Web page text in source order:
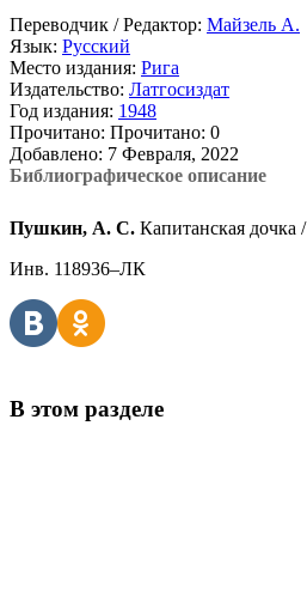
Переводчик / Редактор: Майзель А.
Язык: Русский
Место издания: Рига
Издательство: Латгосиздат
Год издания: 1948
Прочитано: Прочитано: 0
Добавлено: 7 Февраля, 2022
Библиографическое описание
Пушкин, А. С. Капитанская дочка
Инв. 118936–ЛК
В этом разделе